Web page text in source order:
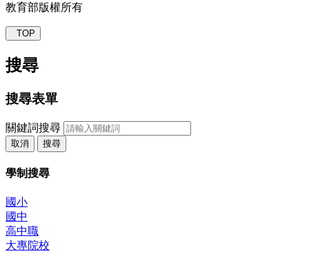
教育部版權所有
TOP
搜尋
搜尋表單
關鍵詞搜尋
取消 搜尋
學制搜尋
國小
國中
高中職
大專院校